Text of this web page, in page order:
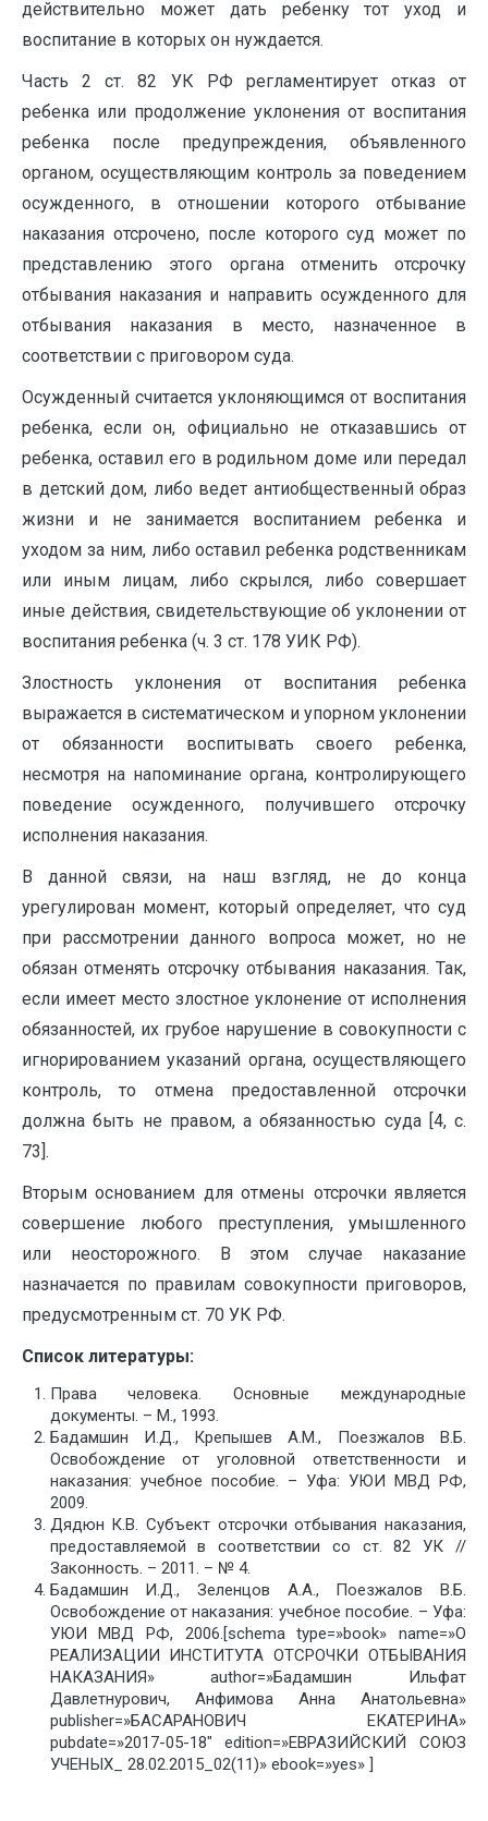
действительно может дать ребенку тот уход и
воспитание в которых он нуждается.
Часть 2 ст. 82 УК РФ регламентирует отказ от
ребенка или продолжение уклонения от воспитания
ребенка после предупреждения, объявленного
органом, осуществляющим контроль за поведением
осужденного, в отношении которого отбывание
наказания отсрочено, после которого суд может по
представлению этого органа отменить отсрочку
отбывания наказания и направить осужденного для
отбывания наказания в место, назначенное в
соответствии с приговором суда.
Осужденный считается уклоняющимся от воспитания
ребенка, если он, официально не отказавшись от
ребенка, оставил его в родильном доме или передал
в детский дом, либо ведет антиобщественный образ
жизни и не занимается воспитанием ребенка и
уходом за ним, либо оставил ребенка родственникам
или иным лицам, либо скрылся, либо совершает
иные действия, свидетельствующие об уклонении от
воспитания ребенка (ч. 3 ст. 178 УИК РФ).
Злостность уклонения от воспитания ребенка
выражается в систематическом и упорном уклонении
от обязанности воспитывать своего ребенка,
несмотря на напоминание органа, контролирующего
поведение осужденного, получившего отсрочку
исполнения наказания.
В данной связи, на наш взгляд, не до конца
урегулирован момент, который определяет, что суд
при рассмотрении данного вопроса может, но не
обязан отменять отсрочку отбывания наказания. Так,
если имеет место злостное уклонение от исполнения
обязанностей, их грубое нарушение в совокупности с
игнорированием указаний органа, осуществляющего
контроль, то отмена предоставленной отсрочки
должна быть не правом, а обязанностью суда [4, с.
73].
Вторым основанием для отмены отсрочки является
совершение любого преступления, умышленного
или неосторожного. В этом случае наказание
назначается по правилам совокупности приговоров,
предусмотренным ст. 70 УК РФ.
Список литературы:
Права человека. Основные международные
документы. – М., 1993.
Бадамшин И.Д., Крепышев А.М., Поезжалов В.Б.
Освобождение от уголовной ответственности и
наказания: учебное пособие. – Уфа: УЮИ МВД РФ,
2009.
Дядюн К.В. Субъект отсрочки отбывания наказания,
предоставляемой в соответствии со ст. 82 УК //
Законность. – 2011. – № 4.
Бадамшин И.Д., Зеленцов А.А., Поезжалов В.Б.
Освобождение от наказания: учебное пособие. – Уфа:
УЮИ МВД РФ, 2006.[schema type=»book» name=»О
РЕАЛИЗАЦИИ ИНСТИТУТА ОТСРОЧКИ ОТБЫВАНИЯ
НАКАЗАНИЯ» author=»Бадамшин Ильфат
Давлетнурович, Анфимова Анна Анатольевна»
publisher=»БАСАРАНОВИЧ ЕКАТЕРИНА»
pubdate=»2017-05-18″ edition=»ЕВРАЗИЙСКИЙ СОЮЗ
УЧЕНЫХ_ 28.02.2015_02(11)» ebook=»yes» ]